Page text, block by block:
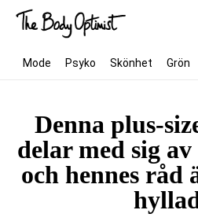
Mode Psyko Skönhet Grön
Denna plus-
delar med sig
och hennes råd